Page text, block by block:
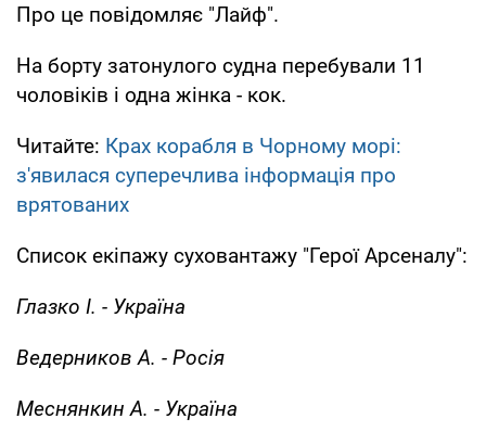
Про це повідомляє "Лайф".
На борту затонулого судна перебували 11
чоловіків і одна жінка - кок.
Читайте: Крах корабля в Чорному морі:
з'явилася суперечлива інформація про
врятованих
Список екіпажу суховантажу "Герої Арсеналу":
Глазко І. - Україна
Ведерников А. - Росія
Меснянкин А. - Україна